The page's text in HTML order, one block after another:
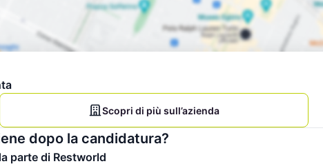
Scopri di più sull’azienda
dopo la candidatura?
parte di Restworld